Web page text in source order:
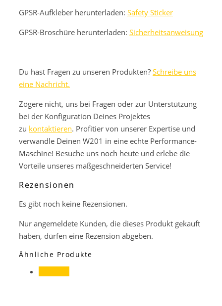
GPSR-Aufkleber herunterladen: Safety Sticker
GPSR-Broschüre herunterladen: Sicherheitsanweisung
Du hast Fragen zu unseren Produkten? Schreibe uns
eine Nachricht.
Zögere nicht, uns bei Fragen oder zur Unterstützung
bei der Konfiguration Deines Projektes
zu kontaktieren. Profitier von unserer Expertise und
verwandle Deinen W201 in eine echte Performance-
Maschine! Besuche uns noch heute und erlebe die
Vorteile unseres maßgeschneiderten Service!
Rezensionen
Es gibt noch keine Rezensionen.
Nur angemeldete Kunden, die dieses Produkt gekauft
haben, dürfen eine Rezension abgeben.
Ähnliche Produkte